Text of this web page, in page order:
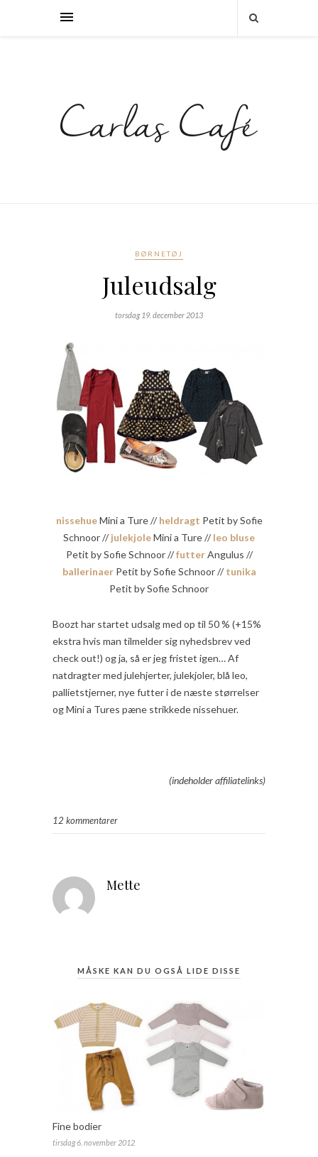
BØRNETØJ
Juleudsalg
torsdag 19. december 2013
nissehueMini a Ture // heldragt Petit by Sofie
Schnoor // julekjoleMini a Ture // leo bluse
Petit by Sofie Schnoor //futterAngulus //
ballerinaerPetit by Sofie Schnoor // tunika
Petit by Sofie Schnoor
Boozt har startet udsalg med op til 50 % (+15%
ekstra hvis man tilmelder sig nyhedsbrev ved
check out!) og ja, så er jeg fristet igen… Af
natdragter med julehjerter, julekjoler, blå leo,
pallietstjerner, nye futter i de næste størrelser
og Mini a Tures pæne strikkede nissehuer.
(indeholder affiliatelinks)
12 kommentarer
Mette
MÅSKE KAN DU OGSÅ LIDE DISSE
Fine bodier
tirsdag 6. november 2012